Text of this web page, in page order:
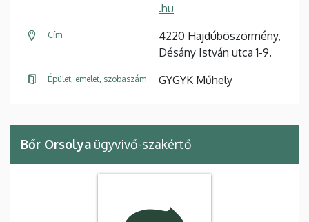
.hu
Cím
4220 Hajdúböszörmény,
Désány István utca 1-9.
Épület, emelet, szobaszám GYGYK Műhely
Bőr Orsolya ügyvivő-szakértő